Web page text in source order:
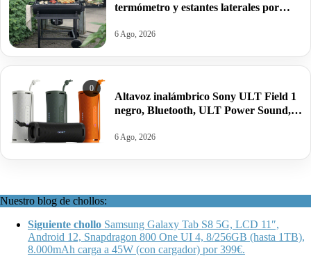
termómetro y estantes laterales por
6 Ago, 2026
0
Altavoz inalámbrico Sony ULT Field 1
negro, Bluetooth, ULT Power Sound,
por 62,04€ antes 84,55€.
6 Ago, 2026
Nuestro blog de chollos:
Siguiente chollo Samsung Galaxy Tab S8 5G, LCD 11″,
Android 12, Snapdragon 800 One UI 4, 8/256GB (hasta 1TB),
8.000mAh carga a 45W (con cargador) por 399€.